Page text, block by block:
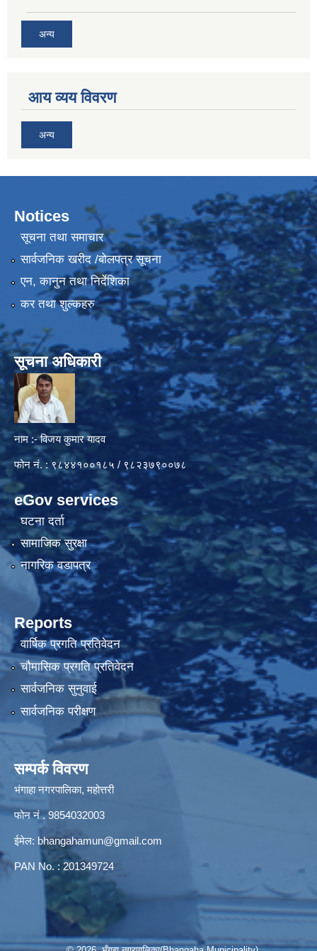
अन्य
आय व्यय विवरण
अन्य
Notices
सूचना तथा समाचार
सार्वजनिक खरीद /बोलपत्र सूचना
एन, कानुन तथा निर्देशिका
कर तथा शुल्कहरु
सूचना अधिकारी
नाम :- विजय कुमार यादव
फोन नं. : ९८४४१००१८५ / ९८२३७९००७८
eGov services
घटना दर्ता
सामाजिक सुरक्षा
नागरिक वडापत्र
Reports
वार्षिक प्रगति प्रतिवेदन
चौमासिक प्रगति प्रतिवेदन
सार्वजनिक सुनुवाई
सार्वजनिक परीक्षण
सम्पर्क विवरण
भंगाहा नगरपालिका, महोत्तरी
फोन नं . 9854032003
ईमेल: bhangahamun@gmail.com
PAN No. : 201349724